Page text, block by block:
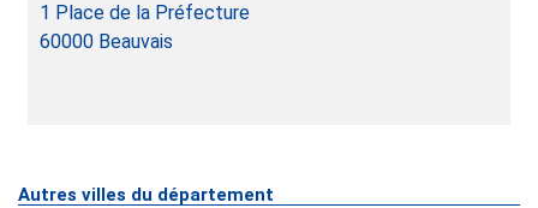
1 Place de la Préfecture
60000 Beauvais
Autres villes du département